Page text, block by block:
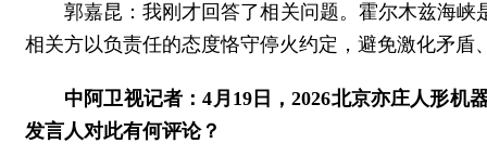
郭嘉昆：我刚才回答了相关问题。霍尔木兹海
相关方以负责任的态度恪守停火约定，避免激化矛
中阿卫视记者：4月19日，2026北京亦庄人形
发言人对此有何评论？